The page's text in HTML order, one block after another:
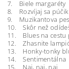
7. Biele margaréty
8. Rozvíjaj sa púčik
9. Muzikantova
10. Skôr než
11. Blues na cestu
12. Zhasnite
13. Honky-tonky
14. Sentimentálna
15. Naj, naj, naj